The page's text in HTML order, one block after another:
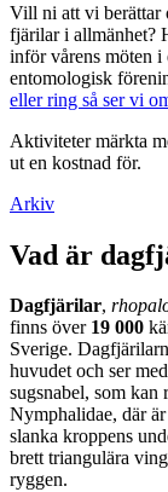
Vill ni att vi berättar
fjärilar i allmänhet?
inför vårens möten i
entomologisk
eller ring så ser vi
Aktiviteter märkta
ut en kostnad för.
Arkiv
Vad är
Dagfjärilar,
finns över 19 000
Sverige.
huvudet och ser
sugsnabel, som kan
Nymphalidae, där
slanka kroppens
brett triangulära
ryggen.